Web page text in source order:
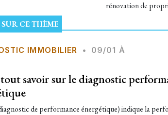
rénovation de
CE THÈME
IMMOBILIER •
09/01 À
savoir sur le diagnostic
de performance énergétique) indique la